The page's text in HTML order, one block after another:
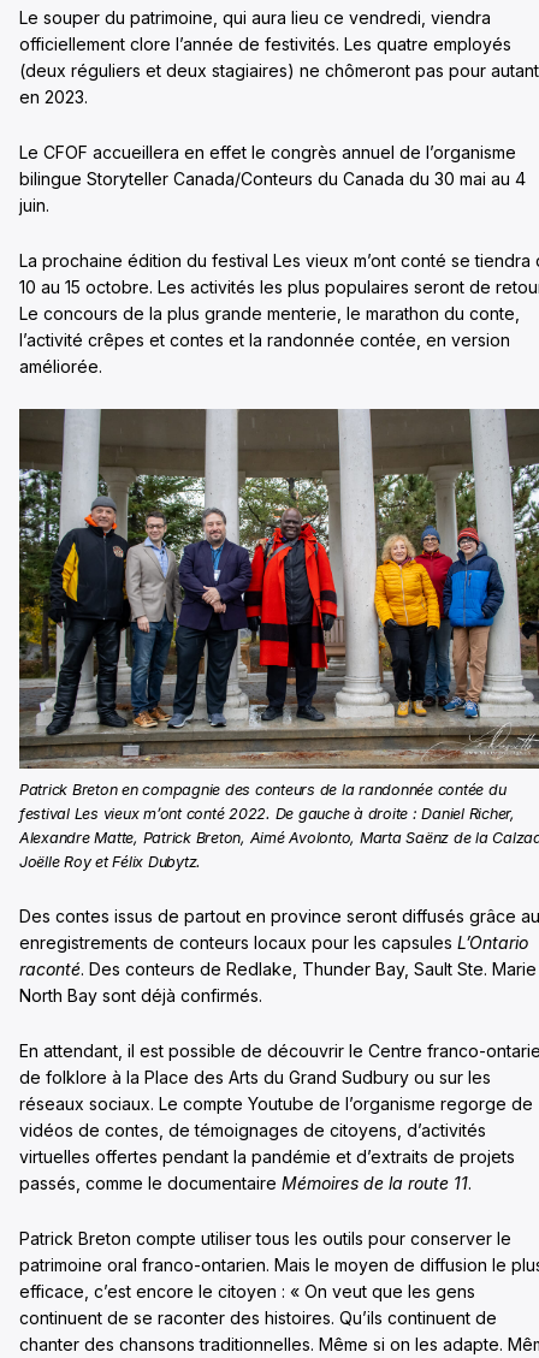
Le souper du patrimoine, qui aura lieu ce vendredi, viendra
officiellement clore l’année de festivités. Les quatre employés
(deux réguliers et deux stagiaires) ne chômeront pas pour autant
en 2023.
Le CFOF accueillera en effet le congrès annuel de l’organisme
bilingue Storyteller Canada/Conteurs du Canada du 30 mai au 4
juin.
La prochaine édition du festival Les vieux m’ont conté se tiendra
10 au 15 octobre. Les activités les plus populaires seront de
Le concours de la plus grande menterie, le marathon du conte,
l’activité crêpes et contes et la randonnée contée, en version
améliorée.
Patrick Breton en compagnie des conteurs de la randonnée contée du
festival Les vieux m’ont conté 2022. De gauche à droite : Daniel Richer,
Alexandre Matte, Patrick Breton, Aimé Avolonto, Marta Saënz de la
Joëlle Roy et Félix Dubytz.
Des contes issus de partout en province seront diffusés grâce
enregistrements de conteurs locaux pour les capsules L’Ontario
raconté. Des conteurs de Redlake, Thunder Bay, Sault Ste.
North Bay sont déjà confirmés.
En attendant, il est possible de découvrir le Centre franco-
de folklore à la Place des Arts du Grand Sudbury ou sur les
réseaux sociaux. Le compte Youtube de l’organisme regorge de
vidéos de contes, de témoignages de citoyens, d’activités
virtuelles offertes pendant la pandémie et d’extraits de projets
passés, comme le documentaire Mémoires de la route 11.
Patrick Breton compte utiliser tous les outils pour conserver le
patrimoine oral franco-ontarien. Mais le moyen de diffusion le
efficace, c’est encore le citoyen : « On veut que les gens
continuent de se raconter des histoires. Qu’ils continuent de
chanter des chansons traditionnelles. Même si on les adapte.